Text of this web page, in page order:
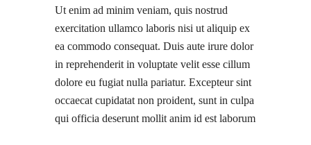
Ut enim ad minim veniam, quis nostrud
exercitation ullamco laboris nisi ut aliquip ex
ea commodo consequat. Duis aute irure dolor
in reprehenderit in voluptate velit esse cillum
dolore eu fugiat nulla pariatur. Excepteur sint
occaecat cupidatat non proident, sunt in culpa
qui officia deserunt mollit anim id est laborum